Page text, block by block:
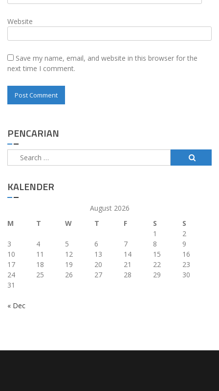
Website
Save my name, email, and website in this browser for the
next time I comment.
PENCARIAN
Search
for:
KALENDER
August 2026
M
T W T F S
S
1
2
3
4 5 6 7 8
9
10
11 12 13 14 15
16
17
18 19 20 21 22
23
24
25 26 27 28 29
30
31
« Dec